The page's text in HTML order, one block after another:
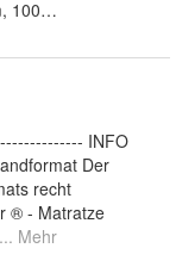
INFO
Der
recht
® - Matratze
... Mehr